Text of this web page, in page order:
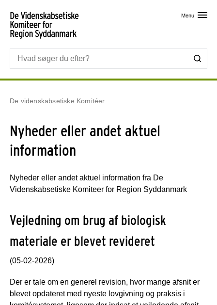
Menu
De videnskabsetiske Komitéer
Nyheder eller andet aktuel
information
Nyheder eller andet aktuel information fra De
Videnskabsetiske Komiteer for Region Syddanmark
Vejledning om brug af biologisk
materiale er blevet revideret
(05-02-2026)
Der er tale om en generel revision, hvor mange afsnit er
blevet opdateret med nyeste lovgivning og praksis i